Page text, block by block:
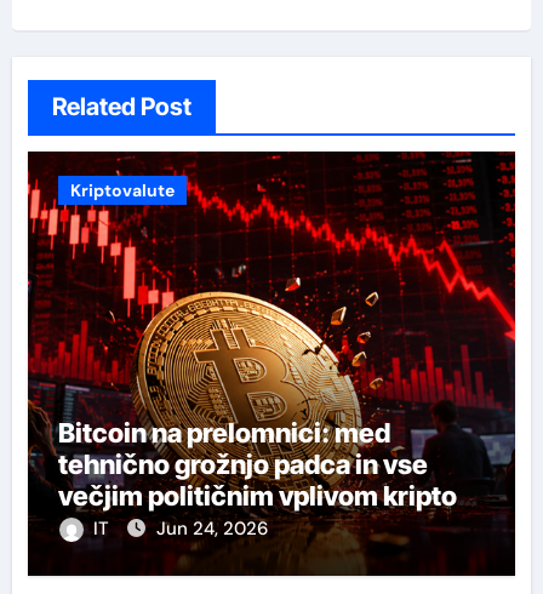
Related Post
Kriptovalute
Bitcoin na prelomnici: med
tehnično grožnjo padca in vse
večjim političnim vplivom kripto
industrije
IT Jun 24, 2026